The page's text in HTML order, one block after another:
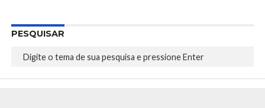
PESQUISAR